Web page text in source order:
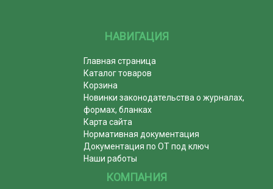
НАВИГАЦИЯ
Главная страница
Каталог товаров
Корзина
Новинки законодательства о журналах,
формах, бланках
Карта сайта
Нормативная документация
Документация по ОТ под ключ
Наши работы
КОМПАНИЯ